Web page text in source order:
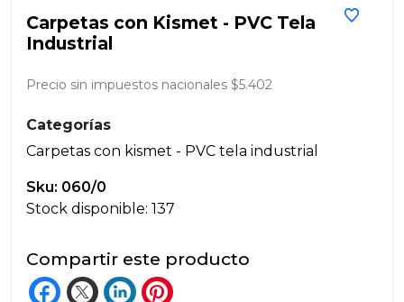
Carpetas con Kismet - PVC Tela
Industrial
Precio sin impuestos nacionales $5.402
Categorías
Carpetas con kismet - PVC tela industrial
Sku: 060/0
Stock disponible: 137
Compartir este producto